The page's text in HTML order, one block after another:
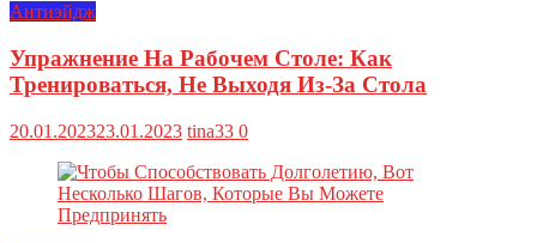
Антиэйдж
Упражнение На Рабочем Столе: Как
Тренироваться, Не Выходя Из-За Стола
20.01.202323.01.2023 tina33 0